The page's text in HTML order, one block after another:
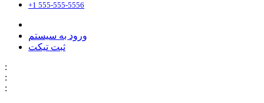
+1 555-555-5556
ورود به سیستم
ثبت تیکت
:
:
: